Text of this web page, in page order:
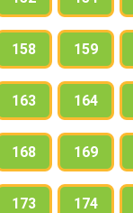
158 159
163 164
168 169
173 174